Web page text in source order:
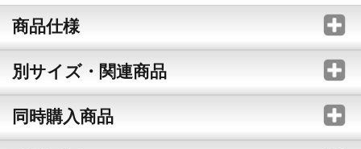
商品仕様
別サイズ・関連商品
同時購入商品